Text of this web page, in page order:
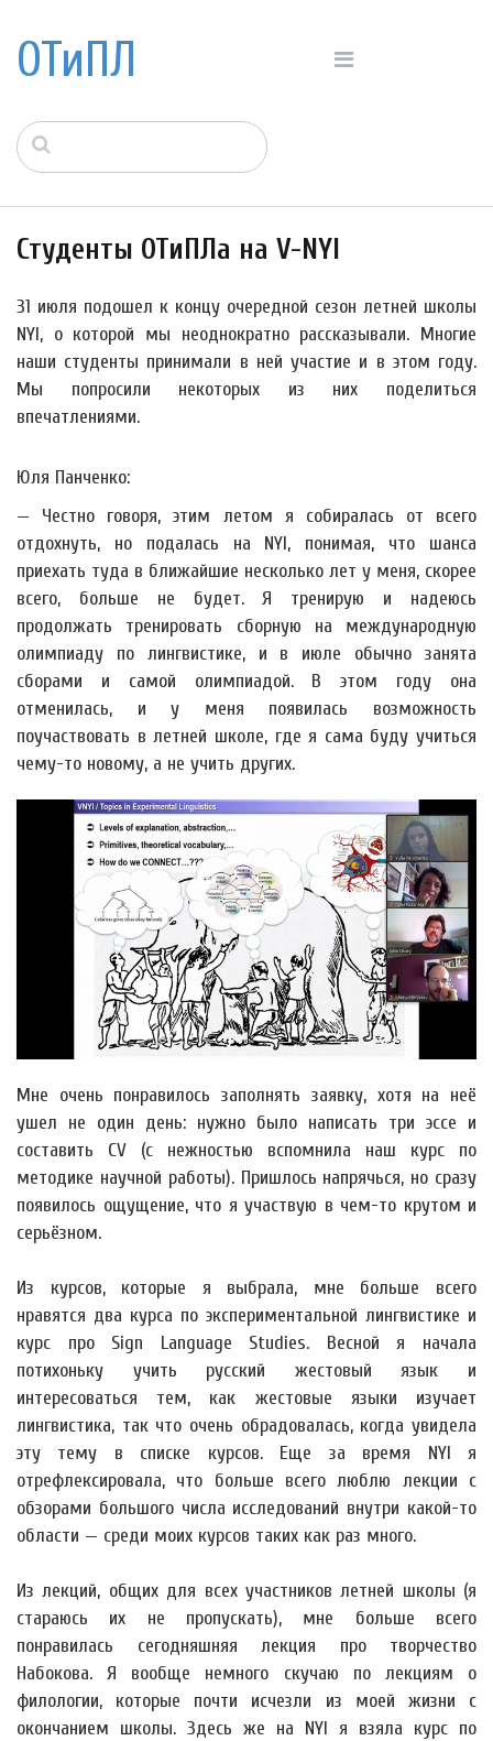
ОТиПЛ
Студенты ОТиПЛа на V-NYI
31 июля подошел к концу очередной сезон летней школы
NYI, о которой мы неоднократно рассказывали. Многие
наши студенты принимали в ней участие и в этом году.
Мы попросили некоторых из них поделиться
впечатлениями.
Юля Панченко:
— Честно говоря, этим летом я собиралась от всего
отдохнуть, но подалась на NYI, понимая, что шанса
приехать туда в ближайшие несколько лет у меня, скорее
всего, больше не будет. Я тренирую и надеюсь
продолжать тренировать сборную на международную
олимпиаду по лингвистике, и в июле обычно занята
сборами и самой олимпиадой. В этом году она
отменилась, и у меня появилась возможность
поучаствовать в летней школе, где я сама буду учиться
чему-то новому, а не учить других.
Мне очень понравилось заполнять заявку, хотя на неё
ушел не один день: нужно было написать три эссе и
составить CV (с нежностью вспомнила наш курс по
методике научной работы). Пришлось напрячься, но сразу
появилось ощущение, что я участвую в чем-то крутом и
серьёзном.
Из курсов, которые я выбрала, мне больше всего
нравятся два курса по экспериментальной лингвистике и
курс про Sign Language Studies. Весной я начала
потихоньку учить русский жестовый язык и
интересоваться тем, как жестовые языки изучает
лингвистика, так что очень обрадовалась, когда увидела
эту тему в списке курсов. Еще за время NYI я
отрефлексировала, что больше всего люблю лекции с
обзорами большого числа исследований внутри какой-то
области — среди моих курсов таких как раз много.
Из лекций, общих для всех участников летней школы (я
стараюсь их не пропускать), мне больше всего
понравилась сегодняшняя лекция про творчество
Набокова. Я вообще немного скучаю по лекциям о
филологии, которые почти исчезли из моей жизни с
окончанием школы. Здесь же на NYI я взяла курс по